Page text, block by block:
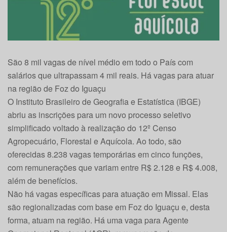
São 8 mil vagas de nível médio em todo o País com
salários que ultrapassam 4 mil reais. Há vagas para atuar
na região de Foz do Iguaçu
O Instituto Brasileiro de Geografia e Estatística (IBGE)
abriu as inscrições para um novo processo seletivo
simplificado voltado à realização do 12º Censo
Agropecuário, Florestal e Aquícola. Ao todo, são
oferecidas 8.238 vagas temporárias em cinco funções,
com remunerações que variam entre R$ 2.128 e R$ 4.008,
além de benefícios.
Não há vagas específicas para atuação em Missal. Elas
são regionalizadas com base em Foz do Iguaçu e, desta
forma, atuam na região. Há uma vaga para Agente